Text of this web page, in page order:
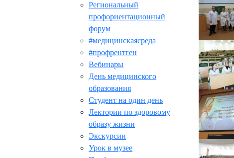
Региональный
профориентационный
форум
#медицинскаясреда
#профрентген
Вебинары
День медицинского
образования
Студент на один день
Лектории по здоровому
образу жизни
Экскурсии
Урок в музее